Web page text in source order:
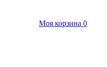
Моя корзина 0